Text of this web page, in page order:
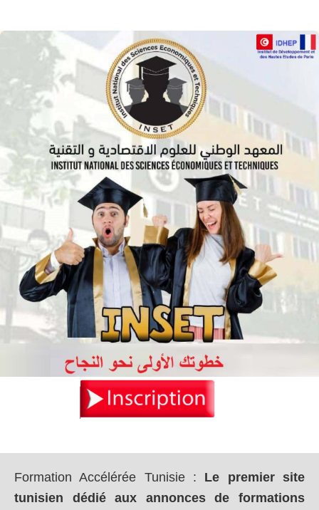
Formation Accélérée Tunisie: Le premier site
tunisien dédié aux annonces de formations